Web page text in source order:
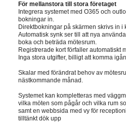
För mellanstora till stora företaget
Integrera systemet med O365 och
bokningar in.
Direktbokningar på skärmen skrivs in
Automatisk synk ser till att nya
boka och beträda mötesrum.
Registrerade kort förfaller automatiskt
Inga stora utgifter, billigt att komma
Skalar med förändrat behov av
nästkommande månad.
Systemet kan kompletteras med
vilka möten som pågår och vilka rum
samt en webbsida med vy för
tilltänkt dök upp